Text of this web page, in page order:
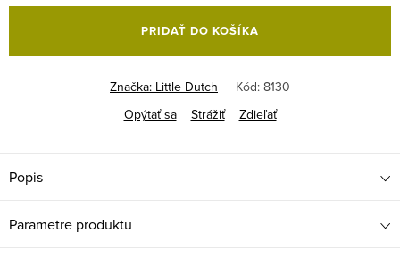
cena:
PRIDAŤ DO KOŠÍKA
Značka: Little Dutch Kód: 8130
Opýtať sa
Strážiť Zdieľať
Popis
Parametre produktu